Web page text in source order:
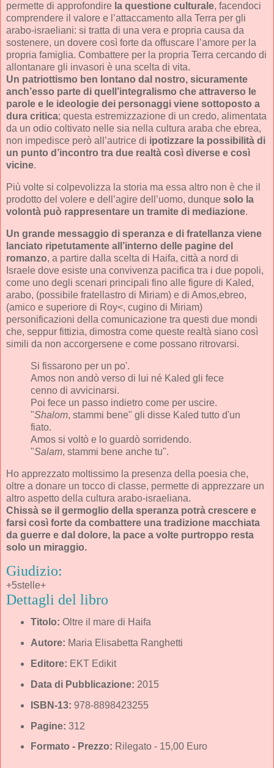
permette di approfondire la questione culturale, facendoci
comprendere il valore e l’attaccamento alla Terra per gli
arabo-israeliani: si tratta di una vera e propria causa da
sostenere, un dovere così forte da offuscare l’amore per la
propria famiglia. Combattere per la propria Terra cercando di
allontanare gli invasori è una scelta di vita.
Un patriottismo ben lontano dal nostro, sicuramente
anch’esso parte di quell’integralismo che attraverso le
parole e le ideologie dei personaggi viene sottoposto a
dura critica; questa estremizzazione di un credo, alimentata
da un odio coltivato nelle sia nella cultura araba che ebrea,
non impedisce però all’autrice di ipotizzare la possibilità di
un punto d’incontro tra due realtà così diverse e così
vicine.
Più volte si colpevolizza la storia ma essa altro non è che il
prodotto del volere e dell’agire dell’uomo, dunque solo la
volontà può rappresentare un tramite di mediazione.
Un grande messaggio di speranza e di fratellanza viene
lanciato ripetutamente all’interno delle pagine del
romanzo, a partire dalla scelta di Haifa, città a nord di
Israele dove esiste una convivenza pacifica tra i due popoli,
come uno degli scenari principali fino alle figure di Kaled,
arabo, (possibile fratellastro di Miriam) e di Amos,ebreo,
(amico e superiore di Roy<, cugino di Miriam)
personificazioni della comunicazione tra questi due mondi
che, seppur fittizia, dimostra come queste realtà siano così
simili da non accorgersene e come possano ritrovarsi.
Si fissarono per un po'.
Amos non andò verso di lui né Kaled gli fece
cenno di avvicinarsi.
Poi fece un passo indietro come per uscire.
"Shalom, stammi bene" gli disse Kaled tutto d'un
fiato.
Amos si voltò e lo guardò sorridendo.
"Salam, stammi bene anche tu".
Ho apprezzato moltissimo la presenza della poesia che,
oltre a donare un tocco di classe, permette di apprezzare un
altro aspetto della cultura arabo-israeliana.
Chissà se il germoglio della speranza potrà crescere e
farsi così forte da combattere una tradizione macchiata
da guerre e dal dolore, la pace a volte purtroppo resta
solo un miraggio.
Giudizio:
+5stelle+
Dettagli del libro
Titolo: Oltre il mare di Haifa
Autore: Maria Elisabetta Ranghetti
Editore: EKT Edikit
Data di Pubblicazione: 2015
ISBN-13: 978-8898423255
Pagine: 312
Formato - Prezzo: Rilegato - 15,00 Euro